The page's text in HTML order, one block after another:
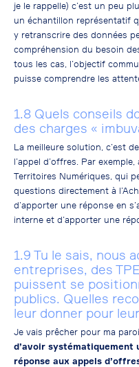
je le rappelle) c’est un peu
un échantillon représentatif
y retranscrire des données
compréhension du besoin
tous les cas, l’objectif
puisse comprendre les
1.8 Quels conseils
des charges «
La meilleure solution, c’est
l’appel d’offres. Par
Territoires Numériques, qui
questions directement à
d’apporter une réponse en
interne et d’apporter une
1.9 Tu le sais, nous
entreprises, des
puissent se
publics. Quelles
leur donner pour
Je vais prêcher pour ma
d’avoir systématiquement
réponse aux appels